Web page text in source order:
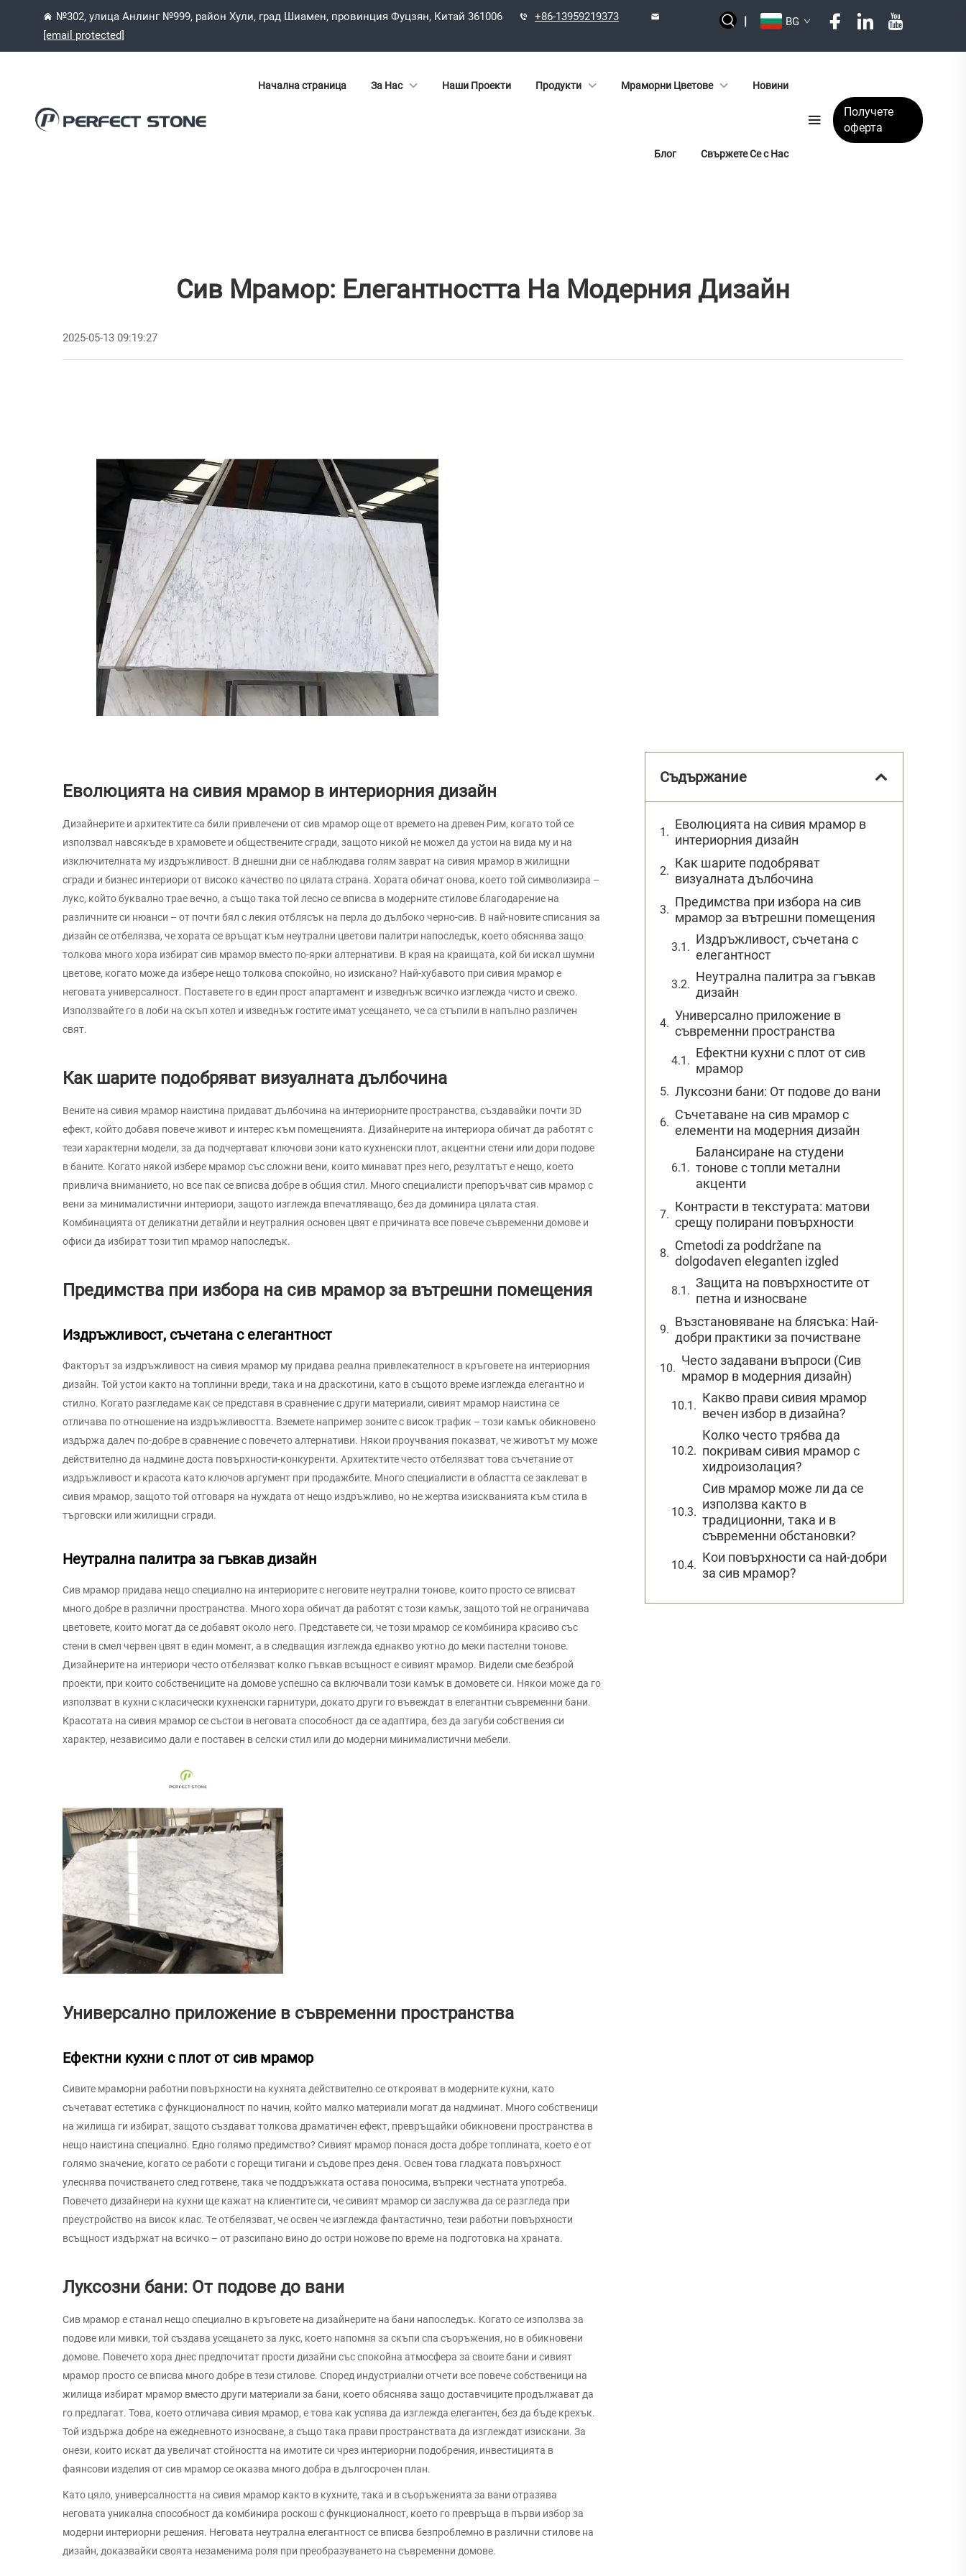
№302, улица Анлинг №999, район Хули, град Шиамен, провинция Фуцзян, Китай 361006
+86-13959219373
[email protected]
| BG
Начална страница За Нас Наши Проекти Продукти Мраморни Цветове Новини
Блог Свържете Се с Нас
Получете
оферта
Сив Мрамор: Елегантността На Модерния Дизайн
2025-05-13 09:19:27
Еволюцията на сивия мрамор в интериорния дизайн
Дизайнерите и архитектите са били привлечени от сив мрамор още от времето на древен Рим, когато той се
използвал навсякъде в храмовете и обществените сгради, защото никой не можел да устои на вида му и на
изключителната му издръжливост. В днешни дни се наблюдава голям заврат на сивия мрамор в жилищни
сгради и бизнес интериори от високо качество по цялата страна. Хората обичат онова, което той символизира –
лукс, който буквално трае вечно, а също така той лесно се вписва в модерните стилове благодарение на
различните си нюанси – от почти бял с лекия отблясък на перла до дълбоко черно-сив. В най-новите списания за
дизайн се отбелязва, че хората се връщат към неутрални цветови палитри напоследък, което обяснява защо
толкова много хора избират сив мрамор вместо по-ярки алтернативи. В края на краищата, кой би искал шумни
цветове, когато може да избере нещо толкова спокойно, но изискано? Най-хубавото при сивия мрамор е
неговата универсалност. Поставете го в един прост апартамент и изведнъж всичко изглежда чисто и свежо.
Използвайте го в лоби на скъп хотел и изведнъж гостите имат усещането, че са стъпили в напълно различен
свят.
Как шарите подобряват визуалната дълбочина
Вените на сивия мрамор наистина придават дълбочина на интериорните пространства, създавайки почти 3D
ефект, който добавя повече живот и интерес към помещенията. Дизайнерите на интериора обичат да работят с
тези характерни модели, за да подчертават ключови зони като кухненски плот, акцентни стени или дори подове
в баните. Когато някой избере мрамор със сложни вени, които минават през него, резултатът е нещо, което
привлича вниманието, но все пак се вписва добре в общия стил. Много специалисти препоръчват сив мрамор с
вени за минималистични интериори, защото изглежда впечатляващо, без да доминира цялата стая.
Комбинацията от деликатни детайли и неутралния основен цвят е причината все повече съвременни домове и
офиси да избират този тип мрамор напоследък.
Предимства при избора на сив мрамор за вътрешни помещения
Издръжливост, съчетана с елегантност
Факторът за издръжливост на сивия мрамор му придава реална привлекателност в кръговете на интериорния
дизайн. Той устои както на топлинни вреди, така и на драскотини, като в същото време изглежда елегантно и
стилно. Когато разгледаме как се представя в сравнение с други материали, сивият мрамор наистина се
отличава по отношение на издръжливостта. Вземете например зоните с висок трафик – този камък обикновено
издържа далеч по-добре в сравнение с повечето алтернативи. Някои проучвания показват, че животът му може
действително да надмине доста повърхности-конкуренти. Архитектите често отбелязват това съчетание от
издръжливост и красота като ключов аргумент при продажбите. Много специалисти в областта се заклеват в
сивия мрамор, защото той отговаря на нуждата от нещо издръжливо, но не жертва изискванията към стила в
търговски или жилищни сгради.
Неутрална палитра за гъвкав дизайн
Сив мрамор придава нещо специално на интериорите с неговите неутрални тонове, които просто се вписват
много добре в различни пространства. Много хора обичат да работят с този камък, защото той не ограничава
цветовете, които могат да се добавят около него. Представете си, че този мрамор се комбинира красиво със
стени в смел червен цвят в един момент, а в следващия изглежда еднакво уютно до меки пастелни тонове.
Дизайнерите на интериори често отбелязват колко гъвкав всъщност е сивият мрамор. Видели сме безброй
проекти, при които собствениците на домове успешно са включвали този камък в домовете си. Някои може да го
използват в кухни с класически кухненски гарнитури, докато други го въвеждат в елегантни съвременни бани.
Красотата на сивия мрамор се състои в неговата способност да се адаптира, без да загуби собствения си
характер, независимо дали е поставен в селски стил или до модерни минималистични мебели.
Универсално приложение в съвременни пространства
Ефектни кухни с плот от сив мрамор
Сивите мраморни работни повърхности на кухнята действително се открояват в модерните кухни, като
съчетават естетика с функционалност по начин, който малко материали могат да надминат. Много собственици
на жилища ги избират, защото създават толкова драматичен ефект, превръщайки обикновени пространства в
нещо наистина специално. Едно голямо предимство? Сивият мрамор понася доста добре топлината, което е от
голямо значение, когато се работи с горещи тигани и съдове през деня. Освен това гладката повърхност
улеснява почистването след готвене, така че поддръжката остава поносима, въпреки честната употреба.
Повечето дизайнери на кухни ще кажат на клиентите си, че сивият мрамор си заслужва да се разгледа при
преустройство на висок клас. Те отбелязват, че освен че изглежда фантастично, тези работни повърхности
всъщност издържат на всичко – от разсипано вино до остри ножове по време на подготовка на храната.
Луксозни бани: От подове до вани
Сив мрамор е станал нещо специално в кръговете на дизайнерите на бани напоследък. Когато се използва за
подове или мивки, той създава усещането за лукс, което напомня за скъпи спа съоръжения, но в обикновени
домове. Повечето хора днес предпочитат прости дизайни със спокойна атмосфера за своите бани и сивият
мрамор просто се вписва много добре в тези стилове. Според индустриални отчети все повече собственици на
жилища избират мрамор вместо други материали за бани, което обяснява защо доставчиците продължават да
го предлагат. Това, което отличава сивия мрамор, е това как успява да изглежда елегантен, без да бъде крехък.
Той издържа добре на ежедневното износване, а също така прави пространствата да изглеждат изискани. За
онези, които искат да увеличат стойността на имотите си чрез интериорни подобрения, инвестицията в
фаянсови изделия от сив мрамор се оказва много добра в дългосрочен план.
Като цяло, универсалността на сивия мрамор както в кухните, така и в съоръженията за вани отразява
неговата уникална способност да комбинира роскош с функционалност, което го превръща в първи избор за
модерни интериорни решения. Неговата неутрална елегантност се вписва безпроблемно в различни стилове на
дизайн, доказвайки своята незаменима роля при преобразуването на съвременни домове.
Съдържание
Еволюцията на сивия мрамор в
интериорния дизайн
Как шарите подобряват
визуалната дълбочина
Предимства при избора на сив
мрамор за вътрешни помещения
Издръжливост, съчетана с
елегантност
Неутрална палитра за гъвкав
дизайн
Универсално приложение в
съвременни пространства
Ефектни кухни с плот от сив
мрамор
Луксозни бани: От подове до вани
Съчетаване на сив мрамор с
елементи на модерния дизайн
Балансиране на студени
тонове с топли метални
акценти
Контрасти в текстурата: матови
срещу полирани повърхности
Сmetodi za poddržanе na
dolgodaven eleganten izgled
Защита на повърхностите от
петна и износване
Възстановяване на блясъка: Най-
добри практики за почистване
Често задавани въпроси (Сив
мрамор в модерния дизайн)
Какво прави сивия мрамор
вечен избор в дизайна?
Колко често трябва да
покривам сивия мрамор с
хидроизолация?
Сив мрамор може ли да се
използва както в
традиционни, така и в
съвременни обстановки?
Кои повърхности са най-добри
за сив мрамор?